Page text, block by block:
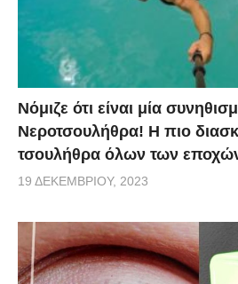
Νόμιζε ότι είναι μία
Νεροτσουλήθρα! Η πιο
τσουλήθρα όλων των
19 ΔΕΚΕΜΒΡΊΟΥ, 2023